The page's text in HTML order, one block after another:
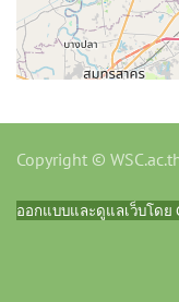
Copyright ©
ออกแบบและดูแลเว็บโดย